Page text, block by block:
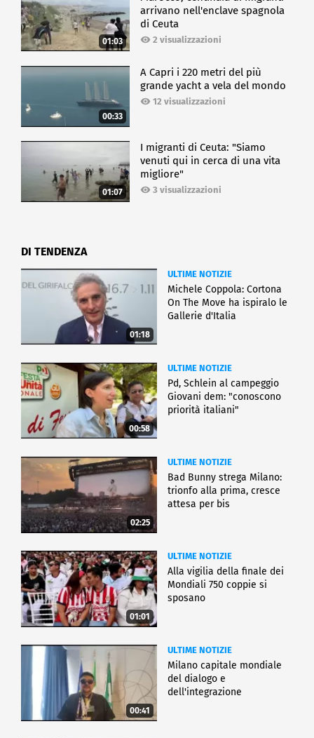
01:03
arrivano nell'enclave spagnola
di Ceuta
2 visualizzazioni
00:33
A Capri i 220 metri del più
grande yacht a vela del mondo
12 visualizzazioni
01:07
I migranti di Ceuta: "Siamo
venuti qui in cerca di una vita
migliore"
3 visualizzazioni
DI TENDENZA
01:18
ULTIME NOTIZIE
Michele Coppola: Cortona
On The Move ha ispiralo le
Gallerie d'Italia
00:58
ULTIME NOTIZIE
Pd, Schlein al campeggio
Giovani dem: "conoscono
priorità italiani"
02:25
ULTIME NOTIZIE
Bad Bunny strega Milano:
trionfo alla prima, cresce
attesa per bis
01:01
ULTIME NOTIZIE
Alla vigilia della finale dei
Mondiali 750 coppie si
sposano
00:41
ULTIME NOTIZIE
Milano capitale mondiale
del dialogo e
dell'integrazione